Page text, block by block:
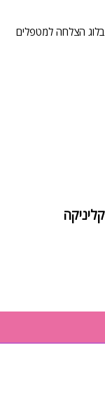
בלוג הצלחה למטפלים